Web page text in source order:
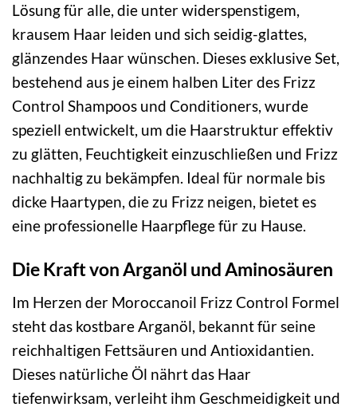
Lösung für alle, die unter widerspenstigem,
krausem Haar leiden und sich seidig-glattes,
glänzendes Haar wünschen. Dieses exklusive Set,
bestehend aus je einem halben Liter des Frizz
Control Shampoos und Conditioners, wurde
speziell entwickelt, um die Haarstruktur effektiv
zu glätten, Feuchtigkeit einzuschließen und Frizz
nachhaltig zu bekämpfen. Ideal für normale bis
dicke Haartypen, die zu Frizz neigen, bietet es
eine professionelle Haarpflege für zu Hause.
Die Kraft von Arganöl und Aminosäuren
Im Herzen der Moroccanoil Frizz Control Formel
steht das kostbare Arganöl, bekannt für seine
reichhaltigen Fettsäuren und Antioxidantien.
Dieses natürliche Öl nährt das Haar
tiefenwirksam, verleiht ihm Geschmeidigkeit und